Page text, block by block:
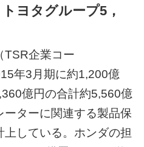
ヨタグループ5，
企業コー
年3月期に約1,200億
億円の合計約5,560億
ーターに関連する製品保
している。ホンダの担